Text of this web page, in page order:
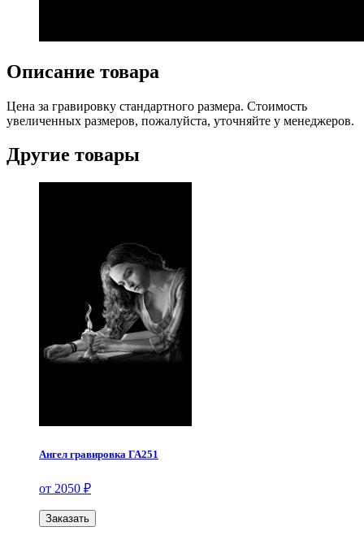
Описание товара
Цена за гравировку стандартного размера. Стоимость
увеличенных размеров, пожалуйста, уточняйте у менеджеров.
Другие товары
Ангел гравировка ГА251
от 2050 ₽
Заказать